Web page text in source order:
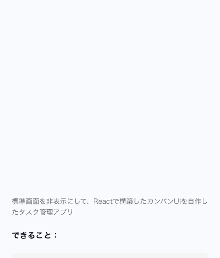
標準画面を非表示にして、Reactで構築したカンバンUIを自作し
たタスク管理アプリ
できること：